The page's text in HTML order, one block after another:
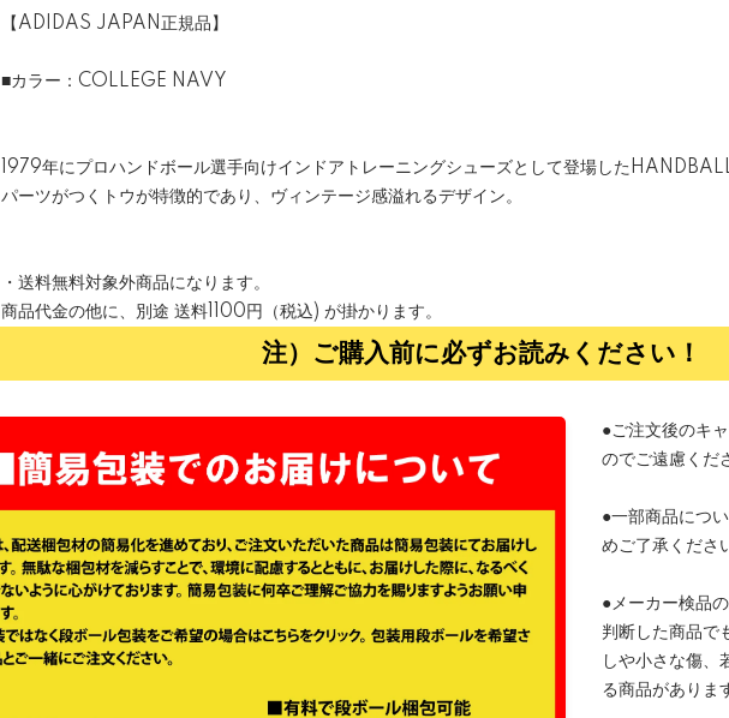
【ADIDAS JAPAN正規品】
■カラー：COLLEGE NAVY
1979年にプロハンドボール選手向けインドアトレーニングシューズとして登場した
パーツがつくトウが特徴的であり、ヴィンテージ感溢れるデザイン。
・送料無料対象外商品になります。
商品代金の他に、別途 送料1100円（税込) が掛かります。
注）ご購入前に必ずお読みください！
●ご注文後のキ
のでご遠慮くだ
●一部商品につ
めご了承くださ
●メーカー検品
判断した商品で
しや小さな傷、
る商品がありま